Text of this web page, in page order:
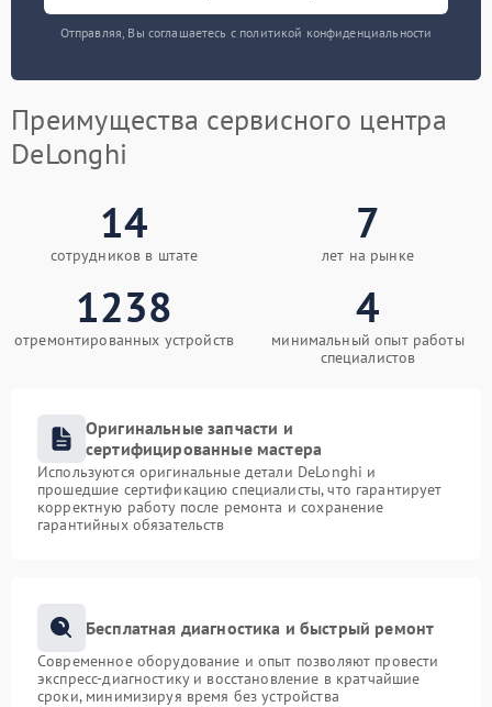
Отправляя, Вы соглашаетесь с политикой конфиденциальности
Преимущества сервисного центра
DeLonghi
14
сотрудников в штате
7
лет на рынке
1238
отремонтированных устройств
4
минимальный опыт работы
специалистов
Оригинальные запчасти и
сертифицированные мастера
Используются оригинальные детали DeLonghi и
прошедшие сертификацию специалисты, что гарантирует
корректную работу после ремонта и сохранение
гарантийных обязательств
Бесплатная диагностика и быстрый ремонт
Современное оборудование и опыт позволяют провести
экспресс-диагностику и восстановление в кратчайшие
сроки, минимизируя время без устройства